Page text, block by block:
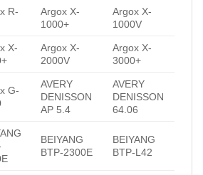
R-
Argox X-
1000+
Argox X-
1000V
X-
Argox X-
2000V
Argox X-
3000+
G-
AVERY
DENISSON
AP 5.4
AVERY
DENISSON
64.06
BEIYANG
BTP-2300E
BEIYANG
BTP-L42